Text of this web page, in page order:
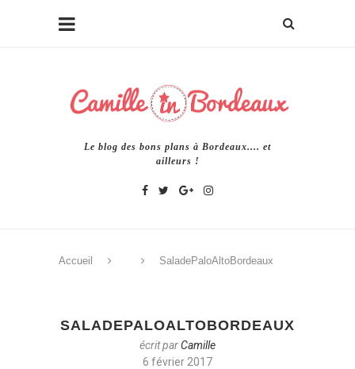
Le blog des bons plans à Bordeaux.... et
ailleurs !
Accueil SaladePaloAltoBordeaux
SALADEPALOALTOBORDEAUX
écrit parCamille
6 février 2017